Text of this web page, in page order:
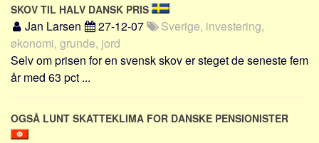
SKOV TIL HALV DANSK PRIS
Jan Larsen 27-12-07
Sverige, investering,
økonomi, grunde, jord
Selv om prisen for en svensk skov er steget de seneste fem
år med 63 pct ...
OGSÅ LUNT SKATTEKLIMA FOR DANSKE PENSIONISTER